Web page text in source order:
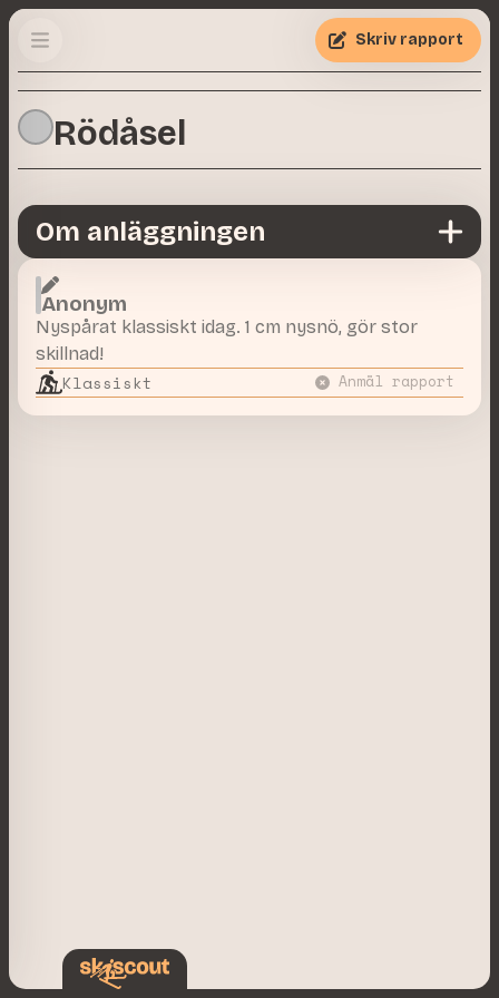
Rödåsel
Skriv rapport
Anonym
Nyspårat klassiskt idag. 1 cm nysnö, gör stor
skillnad!
Klassiskt Anmäl rapport
Om anläggningen